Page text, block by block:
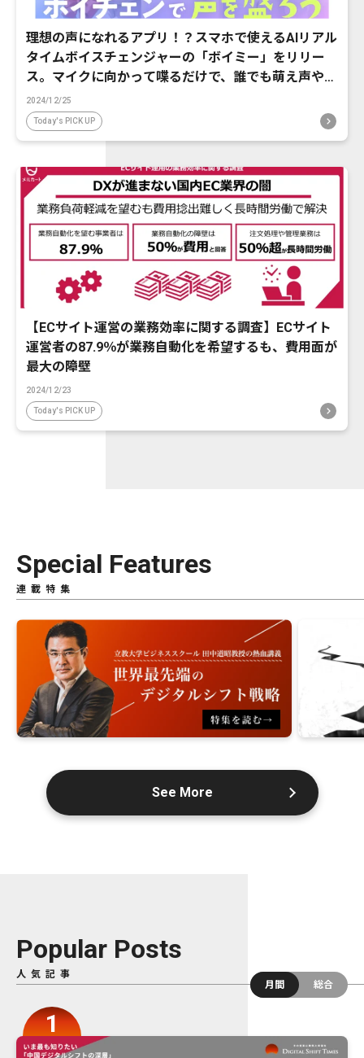
理想の声になれるアプリ！？スマホで使えるAIリアル
タイムボイスチェンジャーの「ボイミー」をリリー
ス。マイクに向かって喋るだけで、誰でも萌え声やイ
ケボ風に音声変換が可能に。
2024/12/25
Today's PICK UP
【ECサイト運営の業務効率に関する調査】ECサイト
運営者の87.9％が業務自動化を希望するも、費用面が
最大の障壁
2024/12/23
Today's PICK UP
Special Features
連載特集
See More
Popular Posts
人気記事
月間
総合